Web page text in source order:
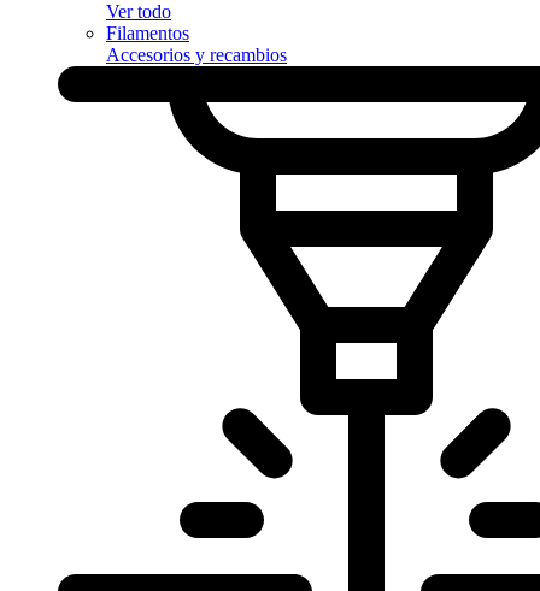
Ver todo
Filamentos
Accesorios y recambios